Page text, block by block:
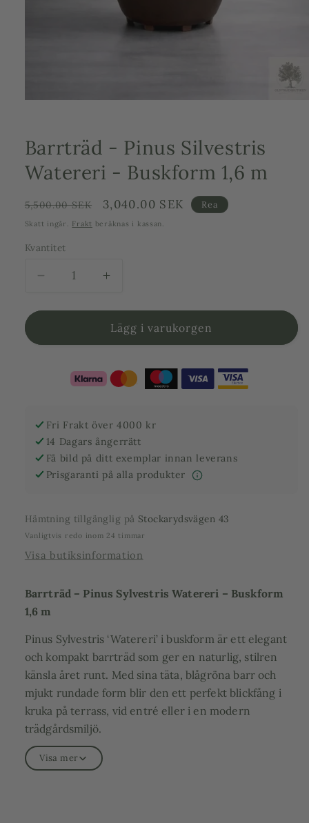
modalfönster
Barrträd - Pinus Silvestris
Watereri - Buskform 1,6 m
Ordinarie
pris
5,500.00 SEK Försäljningspris
3,040.00 SEK Rea
Skatt ingår. Frakt beräknas i kassan.
Kvantitet
Minska
för
-
Silvestris
Watereri
Buskform
m
Öka
för
Barrträd
-
Silvestris
Watereri
Buskform
m
Lägg i varukorgen
Fri Frakt över 4000 kr
14 Dagars ångerrätt
Få bild på ditt exemplar innan leverans
Prisgaranti på alla produkter
Hämtning tillgänglig på Stockarydsvägen 43
Vanligtvis redo inom 24 timmar
Visa butiksinformation
Barrträd – Pinus Sylvestris Watereri – Buskform
1,6 m
Pinus Sylvestris ‘Watereri’ i buskform är ett elegant
och kompakt barrträd som ger en naturlig, stilren
känsla året runt. Med sina täta, blågröna barr och
mjukt rundade form blir den ett perfekt blickfång i
kruka på terrass, vid entré eller i en modern
trädgårdsmiljö.
Denna sort är känd för sitt långsamma växtsätt och
sin välformade struktur, vilket gör att den behåller
Visa mer